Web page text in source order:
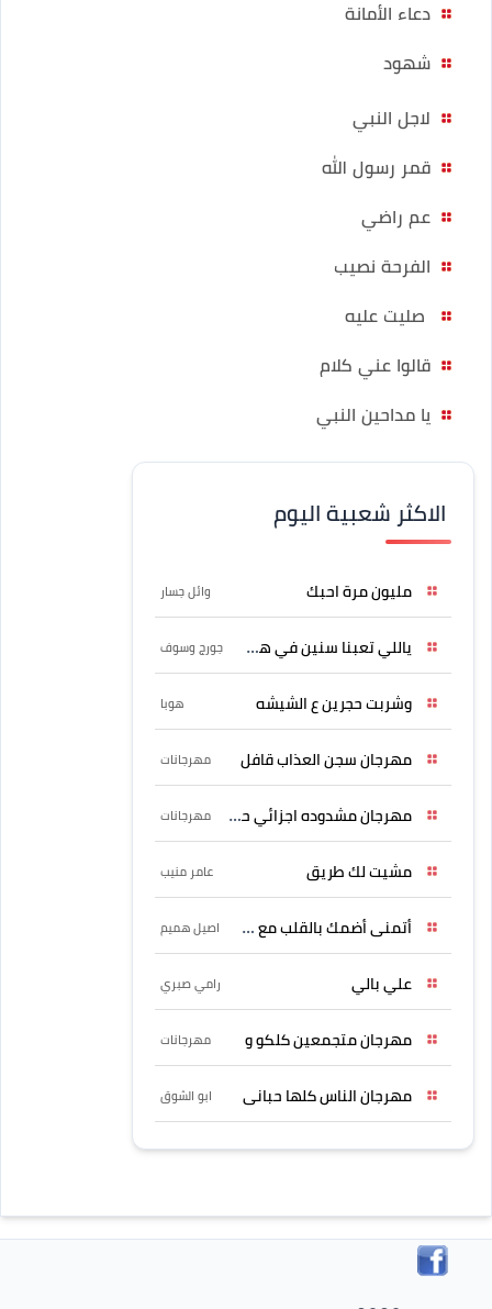
دعاء الأمانة
شهود
لاجل النبي
قمر رسول الله
عم راضي
الفرحة نصيب
صليت عليه
قالوا عني كلام
يا مداحين النبي
الاكثر شعبية اليوم
مليون مرة احبك وائل جسار
ياللي تعبنا سنين في هواه جورج وسوف
وشربت حجرين ع الشيشه هوبا
مهرجان سجن العذاب قافل مهرجانات
مهرجان مشدوده اجزائي حربونى مهرجانات
مشيت لك طريق عامر منيب
أتمنى أضمك بالقلب مع حسين اصيل هميم
علي بالي رامي صبري
مهرجان متجمعين كلكو و مهرجانات
مهرجان الناس كلها حبانى ابو الشوق